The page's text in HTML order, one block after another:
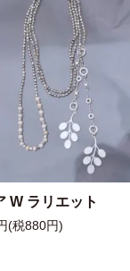
W ラリエット
(税880円)